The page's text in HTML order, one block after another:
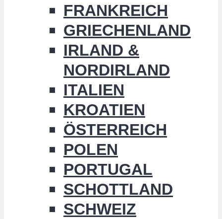
FRANKREICH
GRIECHENLAND
IRLAND &
NORDIRLAND
ITALIEN
KROATIEN
ÖSTERREICH
POLEN
PORTUGAL
SCHOTTLAND
SCHWEIZ